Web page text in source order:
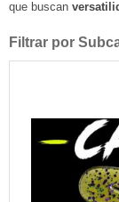
que buscan
Filtrar por